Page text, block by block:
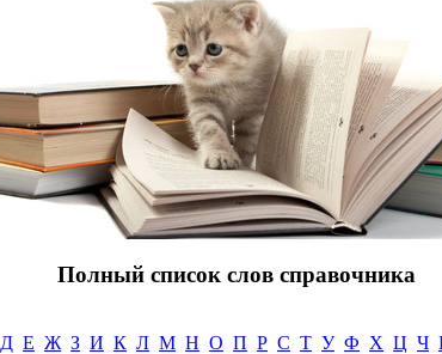
Полный список слов справочника
Д Е Ж З И К Л М Н О П Р С Т У Ф Х Ц Ч